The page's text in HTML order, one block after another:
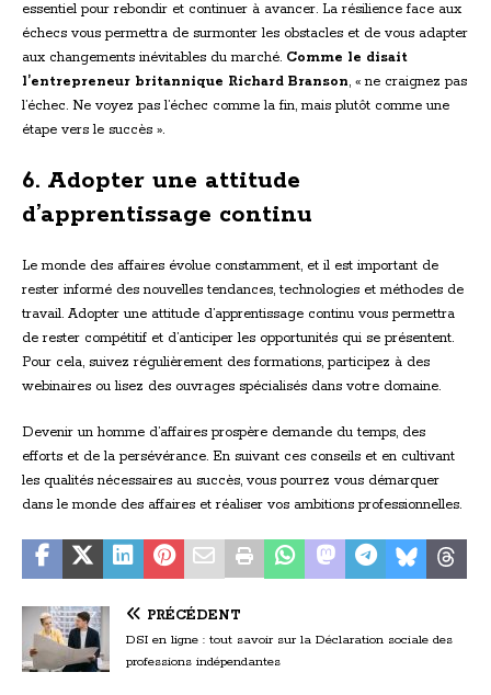
essentiel pour rebondir et continuer à avancer. La résilience face aux
échecs vous permettra de surmonter les obstacles et de vous adapter
aux changements inévitables du marché. Comme le disait
l’entrepreneur britannique Richard Branson, « ne craignez pas
l’échec. Ne voyez pas l’échec comme la fin, mais plutôt comme une
étape vers le succès ».
6. Adopter une attitude
d’apprentissage continu
Le monde des affaires évolue constamment, et il est important de
rester informé des nouvelles tendances, technologies et méthodes de
travail. Adopter une attitude d’apprentissage continu vous permettra
de rester compétitif et d’anticiper les opportunités qui se présentent.
Pour cela, suivez régulièrement des formations, participez à des
webinaires ou lisez des ouvrages spécialisés dans votre domaine.
Devenir un homme d’affaires prospère demande du temps, des
efforts et de la persévérance. En suivant ces conseils et en cultivant
les qualités nécessaires au succès, vous pourrez vous démarquer
dans le monde des affaires et réaliser vos ambitions professionnelles.
PRÉCÉDENT
DSI en ligne : tout savoir sur la Déclaration sociale des
professions indépendantes